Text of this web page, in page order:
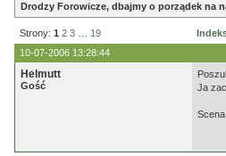
Drodzy Forowicze, dbajmy o porządek na
Strony: 1 2 3 19
10-07-2006 13:28:44
Helmutt
Gość
Ja